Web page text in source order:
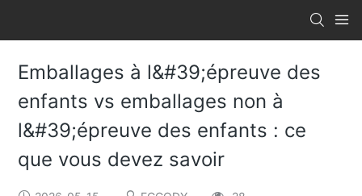
Emballages à l&#39;épreuve des
enfants vs emballages non à
l&#39;épreuve des enfants : ce
que vous devez savoir